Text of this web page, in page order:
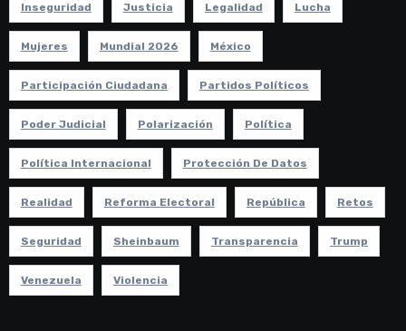
Inseguridad Justicia Legalidad Lucha
Mujeres Mundial 2026 México
Participación Ciudadana Partidos Políticos
Poder Judicial Polarización Política
Política Internacional Protección De Datos
Realidad Reforma Electoral República Retos
Seguridad Sheinbaum Transparencia Trump
Venezuela Violencia